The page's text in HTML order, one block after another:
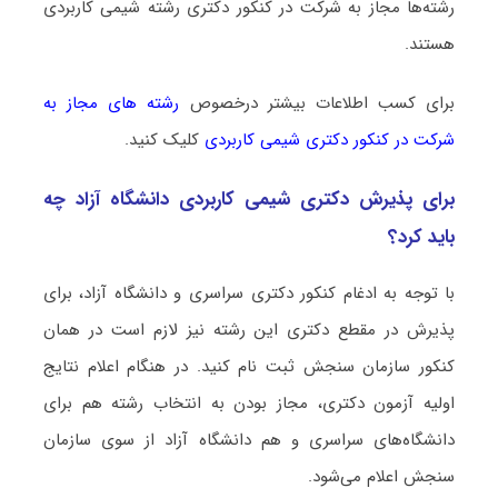
رشته‌ها مجاز به شرکت در کنکور دکتری رشته شیمی ﻛﺎرﺑﺮدی
هستند.
برای کسب اطلاعات بیشتر درخصوص رشته های مجاز به
شرکت در کنکور دکتری شیمی ﻛﺎرﺑﺮدی کلیک کنید.
برای پذیرش دکتری شیمی ﻛﺎرﺑﺮدی دانشگاه آزاد چه
باید کرد؟
با توجه به ادغام کنکور دکتری سراسری و دانشگاه آزاد، برای
پذیرش در مقطع دکتری این رشته نیز لازم است در همان
کنکور سازمان سنجش ثبت نام کنید. در هنگام اعلام نتایج
اولیه آزمون دکتری، مجاز بودن به انتخاب رشته هم برای
دانشگاه‌های سراسری و هم دانشگاه آزاد از سوی سازمان
سنجش اعلام می‌شود.